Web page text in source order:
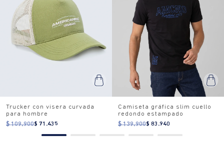
Trucker con visera curvada
para hombre
$ 109.900$ 71.435
Camiseta gráfica slim cuello
redondo estampado
$ 139.900$ 83.940